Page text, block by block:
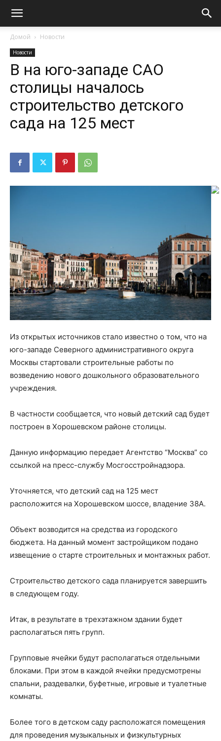
Домой Новости
Новости
В на юго-западе САО
столицы началось
строительство детского
сада на 125 мест
Из открытых источников стало известно о том, что на
юго-западе Северного административного округа
Москвы стартовали строительные работы по
возведению нового дошкольного образовательного
учреждения.
В частности сообщается, что новый детский сад будет
построен в Хорошевском районе столицы.
Данную информацию передает Агентство “Москва” со
ссылкой на пресс-службу Мосгосстройнадзора.
Уточняется, что детский сад на 125 мест
расположится на Хорошевском шоссе, владение 38А.
Объект возводится на средства из городского
бюджета. На данный момент застройщиком подано
извещение о старте строительных и монтажных работ.
Строительство детского сада планируется завершить
в следующем году.
Итак, в результате в трехэтажном здании будет
располагаться пять групп.
Групповые ячейки будут располагаться отдельными
блоками. При этом в каждой ячейки предусмотрены
спальни, раздевалки, буфетные, игровые и туалетные
комнаты.
Более того в детском саду расположатся помещения
для проведения музыкальных и физкультурных